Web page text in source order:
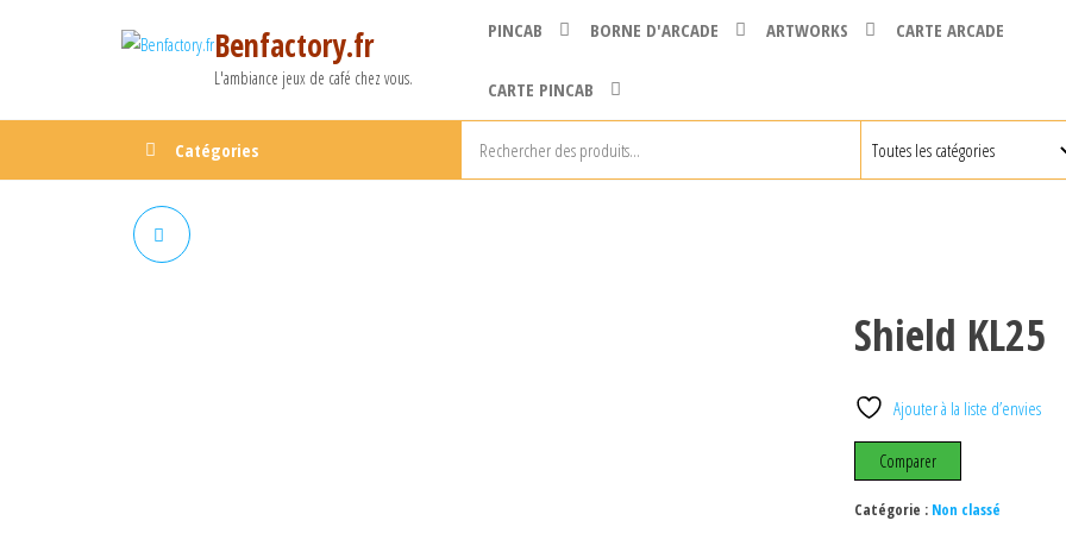
Benfactory.fr
L'ambiance jeux de café chez vous.
PINCAB BORNE D'ARCADE ARTWORKS CARTE ARCADE
CARTE PINCAB
Catégories
Shield KL25
Ajouter à la liste d’envies
Comparer
Catégorie : Non classé